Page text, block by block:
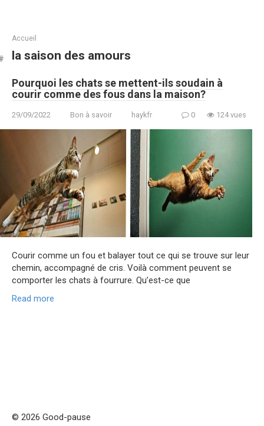
Accueil
la saison des amours
Pourquoi les chats se mettent-ils soudain à
courir comme des fous dans la maison?
29/09/2022 Bon à savoir haykfr 0 124 vues
Courir comme un fou et balayer tout ce qui se trouve sur leur
chemin, accompagné de cris. Voilà comment peuvent se
comporter les chats à fourrure. Qu’est-ce que
Read more
© 2026 Good-pause